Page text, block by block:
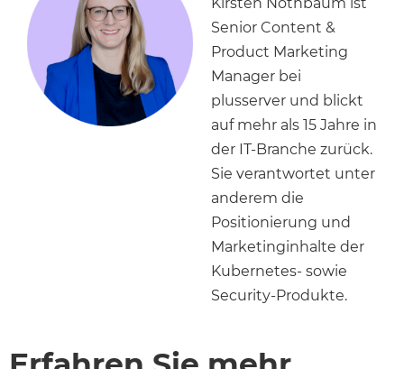
Senior Content &
Product Marketing
Manager bei
plusserver und blickt
auf mehr als 15 Jahre in
der IT-Branche zurück.
Sie verantwortet unter
anderem die
Positionierung und
Marketinginhalte der
Kubernetes- sowie
Security-Produkte.